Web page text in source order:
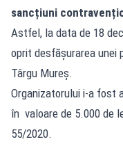
sancțiuni
Astfel, la data de 18
oprit desfășurarea unei
Târgu Mureș.
Organizatorului i-a fost
în valoare de 5.000 de
55/2020.